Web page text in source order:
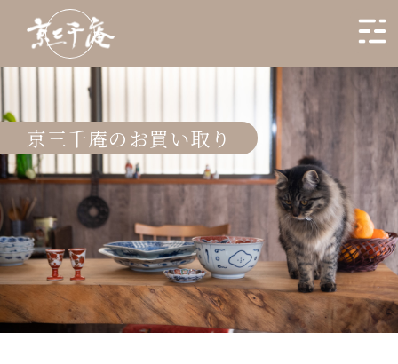
京三千庵のお買い取り